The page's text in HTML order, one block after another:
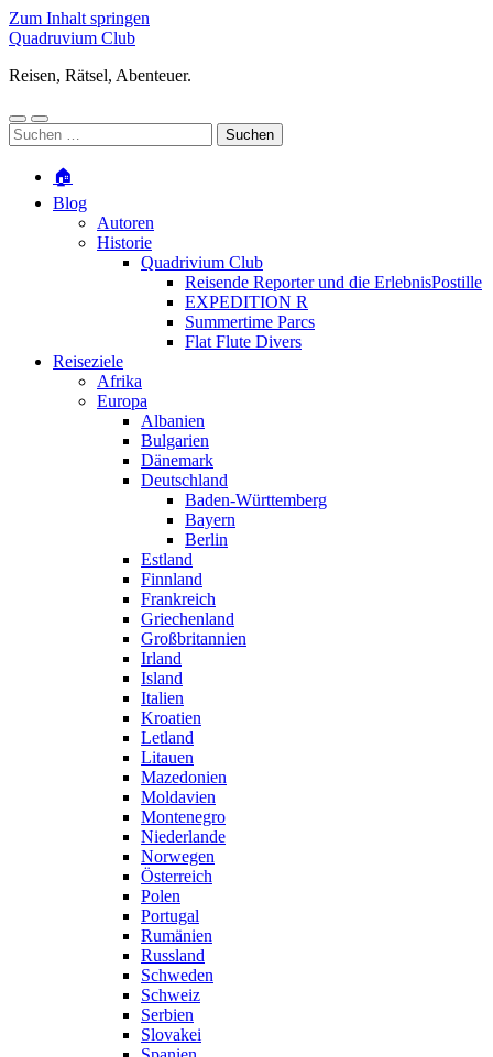
Zum Inhalt springen
Quadruvium Club
Reisen, Rätsel, Abenteuer.
Mobile-
Menü
Suchfeld
ein-/ausblenden
Suchen
nach:
🏠
Blog
Autoren
Historie
Quadrivium Club
Reisende Reporter und die ErlebnisPostille
EXPEDITION R
Summertime Parcs
Flat Flute Divers
Reiseziele
Afrika
Europa
Albanien
Bulgarien
Dänemark
Deutschland
Baden-Württemberg
Bayern
Berlin
Estland
Finnland
Frankreich
Griechenland
Großbritannien
Irland
Island
Italien
Kroatien
Letland
Litauen
Mazedonien
Moldavien
Montenegro
Niederlande
Norwegen
Österreich
Polen
Portugal
Rumänien
Russland
Schweden
Schweiz
Serbien
Slovakei